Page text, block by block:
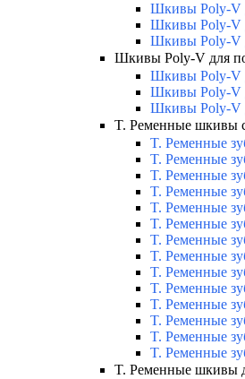
Шкивы Poly-V
Шкивы Poly-V
Шкивы Poly-V
Шкивы Poly-V для
Шкивы Poly-V
Шкивы Poly-V
Шкивы Poly-V
T. Ременные шкивы
T. Ременные
T. Ременные
T. Ременные
T. Ременные
T. Ременные
T. Ременные
T. Ременные
T. Ременные
T. Ременные
T. Ременные
T. Ременные
T. Ременные
T. Ременные
T. Ременные
T. Ременные шкивы